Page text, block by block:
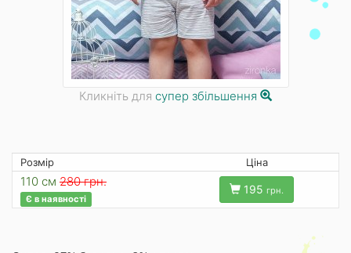
Кликніть для супер збільшення
Розмір Ціна
110 см 280 грн.
Є в наявності
195 грн.